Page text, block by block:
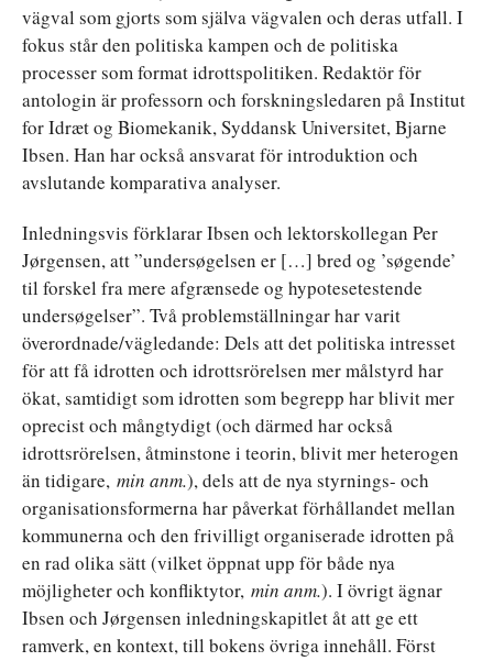
vägval som gjorts som själva vägvalen och deras utfall. I
fokus står den politiska kampen och de politiska
processer som format idrottspolitiken. Redaktör för
antologin är professorn och forskningsledaren på Institut
for Idræt og Biomekanik, Syddansk Universitet, Bjarne
Ibsen. Han har också ansvarat för introduktion och
avslutande komparativa analyser.
Inledningsvis förklarar Ibsen och lektorskollegan Per
Jørgensen, att ”undersøgelsen er […] bred og ’søgende’
til forskel fra mere afgrænsede og hypotesetestende
undersøgelser”. Två problemställningar har varit
överordnade/vägledande: Dels att det politiska intresset
för att få idrotten och idrottsrörelsen mer målstyrd har
ökat, samtidigt som idrotten som begrepp har blivit mer
oprecist och mångtydigt (och därmed har också
idrottsrörelsen, åtminstone i teorin, blivit mer heterogen
än tidigare, min anm.), dels att de nya styrnings- och
organisationsformerna har påverkat förhållandet mellan
kommunerna och den frivilligt organiserade idrotten på
en rad olika sätt (vilket öppnat upp för både nya
möjligheter och konfliktytor, min anm.). I övrigt ägnar
Ibsen och Jørgensen inledningskapitlet åt att ge ett
ramverk, en kontext, till bokens övriga innehåll. Först